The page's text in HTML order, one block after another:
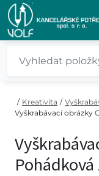
/ Kreativita /
Vyškrabávací obrázky